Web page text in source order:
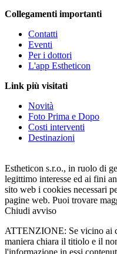
Collegamenti importanti
Contatti
Eventi
Per i dottori
L'app Estheticon
Link più visitati
Novità
Foto Prima e Dopo
Costi interventi
Destinazioni
Estheticon s.r.o., in ruolo di
legittimo interesse ed ai fini
sito web i cookies necessari
pagine web. Puoi trovare
Chiudi avviso
ATTENZIONE: Se vicino ai
maniera chiara il titiolo e il